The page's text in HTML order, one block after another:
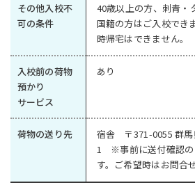
その他入校不
可の条件
40歳以上の方、刺青・
国籍の方はご入校でき
時帰宅はできません。
入校前の荷物
預かり
サービス
あり
荷物の送り先
宿舎 〒371-0055 群馬
1 ※事前に送付確認の
す。ご希望時はお問合